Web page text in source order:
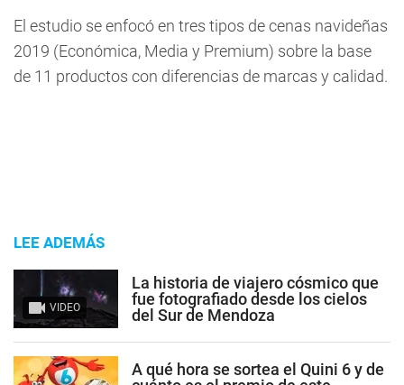
El estudio se enfocó en tres tipos de cenas navideñas
2019 (Económica, Media y Premium) sobre la base
de 11 productos con diferencias de marcas y calidad.
LEE ADEMÁS
VIDEO
La historia de viajero cósmico que
fue fotografiado desde los cielos
del Sur de Mendoza
A qué hora se sortea el Quini 6 y de